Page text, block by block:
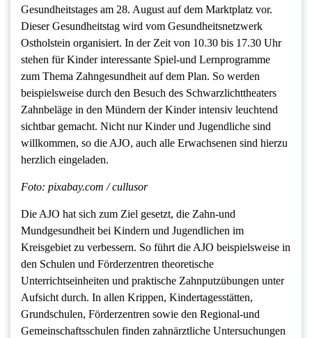
Gesundheitstages am 28. August auf dem Marktplatz vor.
Dieser Gesundheitstag wird vom Gesundheitsnetzwerk
Ostholstein organisiert. In der Zeit von 10.30 bis 17.30 Uhr
stehen für Kinder interessante Spiel-und Lernprogramme
zum Thema Zahngesundheit auf dem Plan. So werden
beispielsweise durch den Besuch des Schwarzlichttheaters
Zahnbeläge in den Mündern der Kinder intensiv leuchtend
sichtbar gemacht. Nicht nur Kinder und Jugendliche sind
willkommen, so die AJO, auch alle Erwachsenen sind hierzu
herzlich eingeladen.
Foto: pixabay.com / cullusor
Die AJO hat sich zum Ziel gesetzt, die Zahn-und
Mundgesundheit bei Kindern und Jugendlichen im
Kreisgebiet zu verbessern. So führt die AJO beispielsweise in
den Schulen und Förderzentren theoretische
Unterrichtseinheiten und praktische Zahnputzübungen unter
Aufsicht durch. In allen Krippen, Kindertagesstätten,
Grundschulen, Förderzentren sowie den Regional-und
Gemeinschaftsschulen finden zahnärztliche Untersuchungen